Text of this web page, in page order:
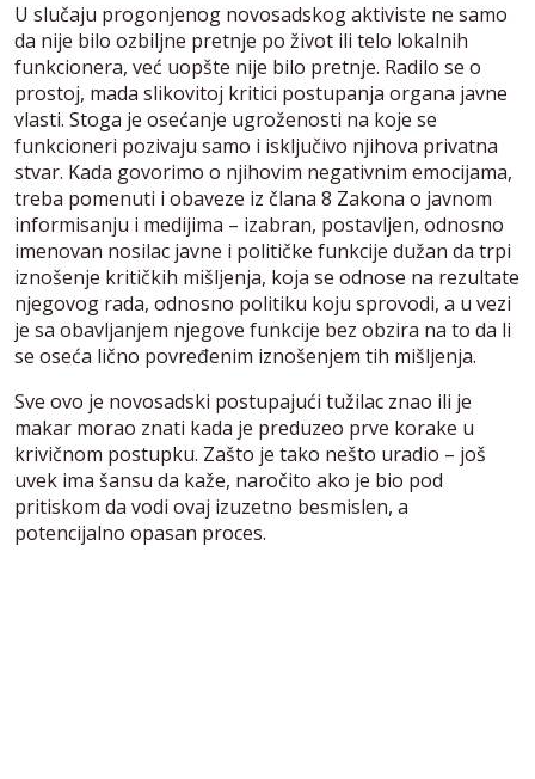
U slučaju progonjenog novosadskog aktiviste ne samo
da nije bilo ozbiljne pretnje po život ili telo lokalnih
funkcionera, već uopšte nije bilo pretnje. Radilo se o
prostoj, mada slikovitoj kritici postupanja organa javne
vlasti. Stoga je osećanje ugroženosti na koje se
funkcioneri pozivaju samo i isključivo njihova privatna
stvar. Kada govorimo o njihovim negativnim emocijama,
treba pomenuti i obaveze iz člana 8 Zakona o javnom
informisanju i medijima – izabran, postavljen, odnosno
imenovan nosilac javne i političke funkcije dužan da trpi
iznošenje kritičkih mišljenja, koja se odnose na rezultate
njegovog rada, odnosno politiku koju sprovodi, a u vezi
je sa obavljanjem njegove funkcije bez obzira na to da li
se oseća lično povređenim iznošenjem tih mišljenja.
Sve ovo je novosadski postupajući tužilac znao ili je
makar morao znati kada je preduzeo prve korake u
krivičnom postupku. Zašto je tako nešto uradio – još
uvek ima šansu da kaže, naročito ako je bio pod
pritiskom da vodi ovaj izuzetno besmislen, a
potencijalno opasan proces.